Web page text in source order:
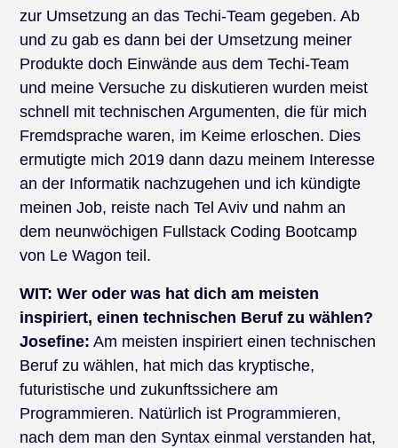
zur Umsetzung an das Techi-Team gegeben. Ab
und zu gab es dann bei der Umsetzung meiner
Produkte doch Einwände aus dem Techi-Team
und meine Versuche zu diskutieren wurden meist
schnell mit technischen Argumenten, die für mich
Fremdsprache waren, im Keime erloschen. Dies
ermutigte mich 2019 dann dazu meinem Interesse
an der Informatik nachzugehen und ich kündigte
meinen Job, reiste nach Tel Aviv und nahm an
dem neunwöchigen Fullstack Coding Bootcamp
von Le Wagon teil.
WIT: Wer oder was hat dich am meisten
inspiriert, einen technischen Beruf zu wählen?
Josefine: Am meisten inspiriert einen technischen
Beruf zu wählen, hat mich das kryptische,
futuristische und zukunftssichere am
Programmieren. Natürlich ist Programmieren,
nach dem man den Syntax einmal verstanden hat,